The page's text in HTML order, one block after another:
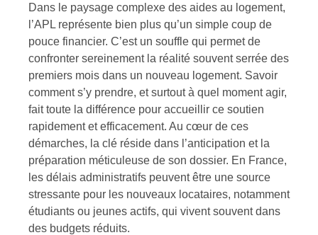
Dans le paysage complexe des aides au logement,
l’APL représente bien plus qu’un simple coup de
pouce financier. C’est un souffle qui permet de
confronter sereinement la réalité souvent serrée des
premiers mois dans un nouveau logement. Savoir
comment s’y prendre, et surtout à quel moment agir,
fait toute la différence pour accueillir ce soutien
rapidement et efficacement. Au cœur de ces
démarches, la clé réside dans l’anticipation et la
préparation méticuleuse de son dossier. En France,
les délais administratifs peuvent être une source
stressante pour les nouveaux locataires, notamment
étudiants ou jeunes actifs, qui vivent souvent dans
des budgets réduits.